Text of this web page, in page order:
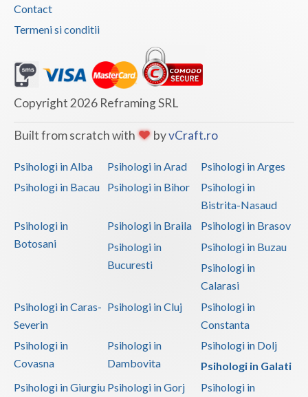
Vrancea
Contact
Termeni si conditii
Copyright 2026 Reframing SRL
Built from scratch with byvCraft.ro
Psihologi in Alba Psihologi in Arad
Psihologi in Arges
Psihologi in Bacau
Psihologi in Bihor
Psihologi in
Bistrita-Nasaud
Psihologi in
Botosani
Psihologi in Braila
Psihologi in Brasov
Psihologi in
Bucuresti
Psihologi in Buzau
Psihologi in
Calarasi
Psihologi in Caras-
Severin
Psihologi in Cluj
Psihologi in
Constanta
Psihologi in
Covasna
Psihologi in
Dambovita
Psihologi in Dolj
Psihologi in Galati
Psihologi in Giurgiu Psihologi in Gorj
Psihologi in